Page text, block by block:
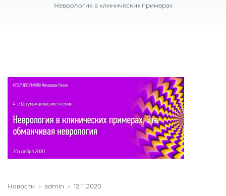
Неврология в клинических примерах
Новости admin 12.11.2020